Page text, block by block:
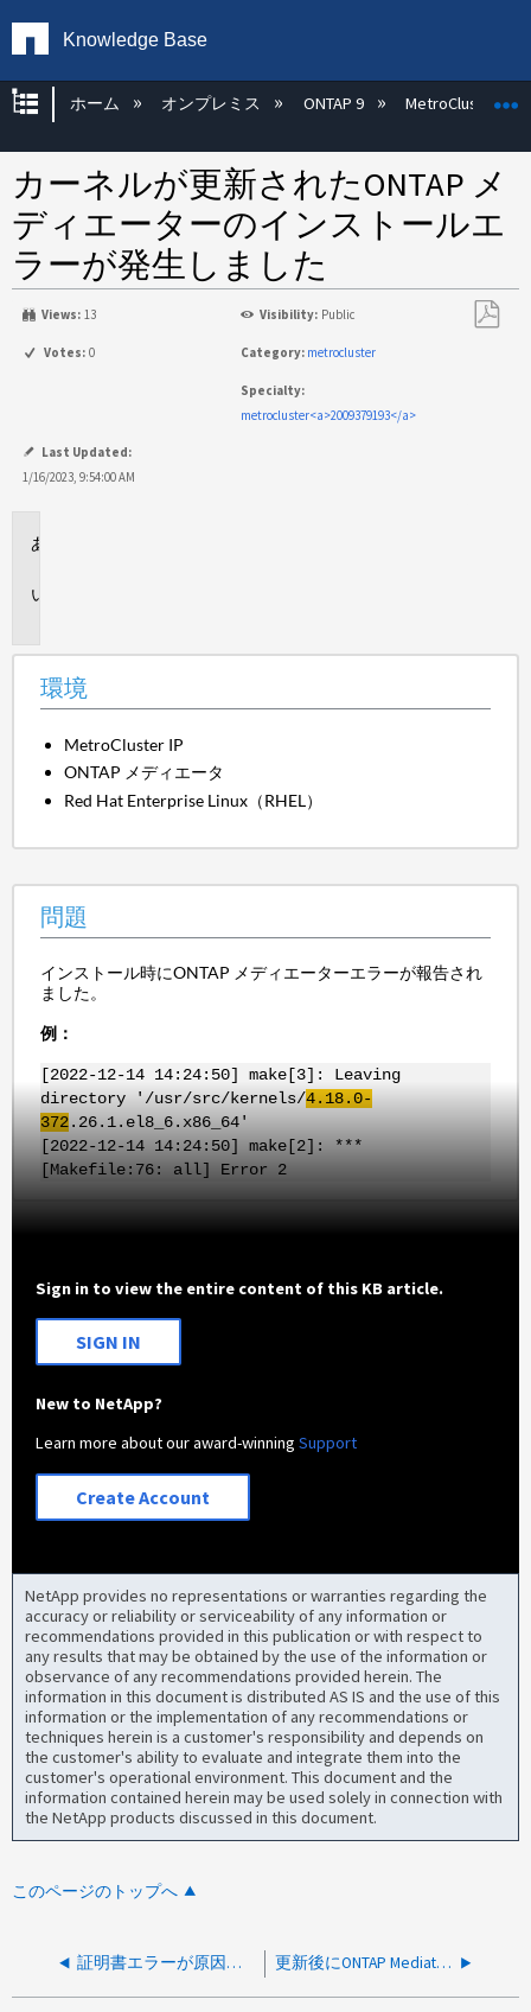
Knowledge Base
グローバル階層を展開/折りたたむ
ホーム オンプレミス ONTAP 9 MetroCluster
カーネルが更新されたONTAP メ
ディエーターのインストールエ
ラーが発生しました
Views: 13 Visibility: Public
Votes: 0 Category: metrocluster
Specialty:
metrocluster<a>2009379193</a>
Last Updated:
1/16/2023, 9:54:00 AM
環境
MetroCluster IP
ONTAP メディエータ
Red Hat Enterprise Linux（RHEL）
問題
インストール時にONTAP メディエーターエラーが報告され
ました。
例：
[2022-12-14 14:24:50] make[3]: Leaving
directory '/usr/src/kernels/4.18.0-
372.26.1.el8_6.x86_64'
[2022-12-14 14:24:50] make[2]: ***
[Makefile:76: all] Error 2
Sign in to view the entire content of this KB article.
SIGN IN
New to NetApp?
Learn more about our award-winningSupport
Create Account
NetApp provides no representations or warranties regarding the
accuracy or reliability or serviceability of any information or
recommendations provided in this publication or with respect to
any results that may be obtained by the use of the information or
observance of any recommendations provided herein. The
information in this document is distributed AS IS and the use of this
information or the implementation of any recommendations or
techniques herein is a customer's responsibility and depends on
the customer's ability to evaluate and integrate them into the
customer's operational environment. This document and the
information contained herein may be used solely in connection with
the NetApp products discussed in this document.
このページのトップへ
証明書エラーが原因でONTAP メディエーターが起動しません 更新後にONTAP Mediator scstサービスが起動しない